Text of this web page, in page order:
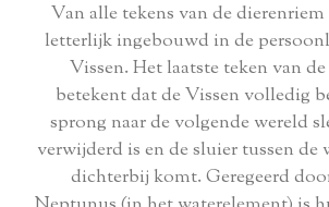
Van alle tekens van de
letterlijk ingebouwd in de
Vissen. Het laatste teken van
betekent dat de Vissen volledig
sprong naar de volgende wereld
verwijderd is en de sluier tussen de
dichterbij komt. Geregeerd